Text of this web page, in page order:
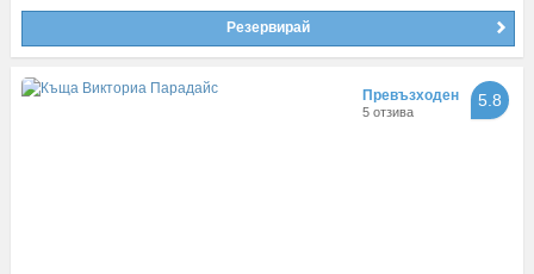
Резервирай
Превъзходен
5 отзива
5.8